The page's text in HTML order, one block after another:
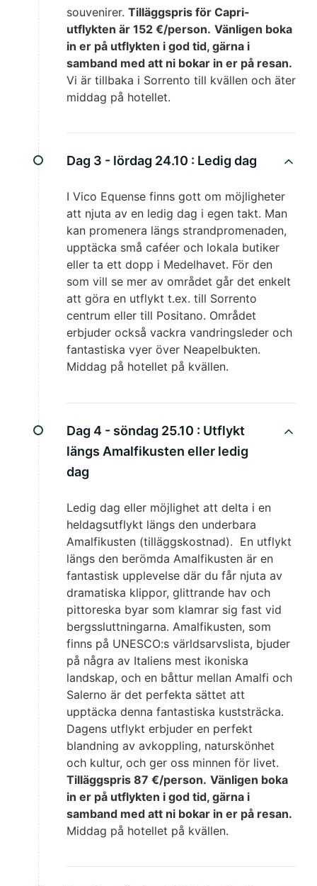
souvenirer. Tilläggspris för Capri-
utflykten är 152 €/person. Vänligen boka
in er på utflykten i god tid, gärna i
samband med att ni bokar in er på resan.
Vi är tillbaka i Sorrento till kvällen och äter
middag på hotellet.
Dag 3 - lördag 24.10 : Ledig dag
I Vico Equense finns gott om möjligheter
att njuta av en ledig dag i egen takt. Man
kan promenera längs strandpromenaden,
upptäcka små caféer och lokala butiker
eller ta ett dopp i Medelhavet. För den
som vill se mer av området går det enkelt
att göra en utflykt t.ex. till Sorrento
centrum eller till Positano. Området
erbjuder också vackra vandringsleder och
fantastiska vyer över Neapelbukten.
Middag på hotellet på kvällen.
Dag 4 - söndag 25.10 : Utflykt
längs Amalfikusten eller ledig
dag
Ledig dag eller möjlighet att delta i en
heldagsutflykt längs den underbara
Amalfikusten (tilläggskostnad). En utflykt
längs den berömda Amalfikusten är en
fantastisk upplevelse där du får njuta av
dramatiska klippor, glittrande hav och
pittoreska byar som klamrar sig fast vid
bergssluttningarna. Amalfikusten, som
finns på UNESCO:s världsarvslista, bjuder
på några av Italiens mest ikoniska
landskap, och en båttur mellan Amalfi och
Salerno är det perfekta sättet att
upptäcka denna fantastiska kuststräcka.
Dagens utflykt erbjuder en perfekt
blandning av avkoppling, naturskönhet
och kultur, och ger oss minnen för livet.
Tilläggspris 87 €/person. Vänligen boka
in er på utflykten i god tid, gärna i
samband med att ni bokar in er på resan.
Middag på hotellet på kvällen.